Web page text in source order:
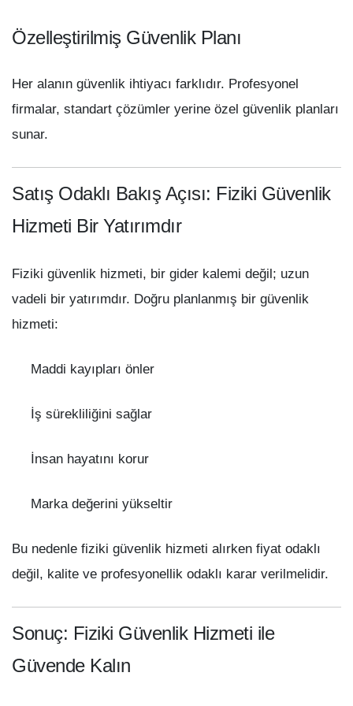
Özelleştirilmiş Güvenlik Planı
Her alanın güvenlik ihtiyacı farklıdır. Profesyonel
firmalar, standart çözümler yerine özel güvenlik planları
sunar.
Satış Odaklı Bakış Açısı: Fiziki Güvenlik
Hizmeti Bir Yatırımdır
Fiziki güvenlik hizmeti, bir gider kalemi değil; uzun
vadeli bir yatırımdır. Doğru planlanmış bir güvenlik
hizmeti:
Maddi kayıpları önler
İş sürekliliğini sağlar
İnsan hayatını korur
Marka değerini yükseltir
Bu nedenle fiziki güvenlik hizmeti alırken fiyat odaklı
değil, kalite ve profesyonellik odaklı karar verilmelidir.
Sonuç: Fiziki Güvenlik Hizmeti ile
Güvende Kalın